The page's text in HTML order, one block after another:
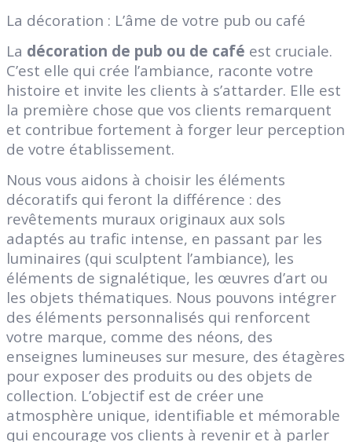
La décoration : L’âme de votre pub ou café
La décoration de pub ou de café est cruciale.
C’est elle qui crée l’ambiance, raconte votre
histoire et invite les clients à s’attarder. Elle est
la première chose que vos clients remarquent
et contribue fortement à forger leur perception
de votre établissement.
Nous vous aidons à choisir les éléments
décoratifs qui feront la différence : des
revêtements muraux originaux aux sols
adaptés au trafic intense, en passant par les
luminaires (qui sculptent l’ambiance), les
éléments de signalétique, les œuvres d’art ou
les objets thématiques. Nous pouvons intégrer
des éléments personnalisés qui renforcent
votre marque, comme des néons, des
enseignes lumineuses sur mesure, des étagères
pour exposer des produits ou des objets de
collection. L’objectif est de créer une
atmosphère unique, identifiable et mémorable
qui encourage vos clients à revenir et à parler